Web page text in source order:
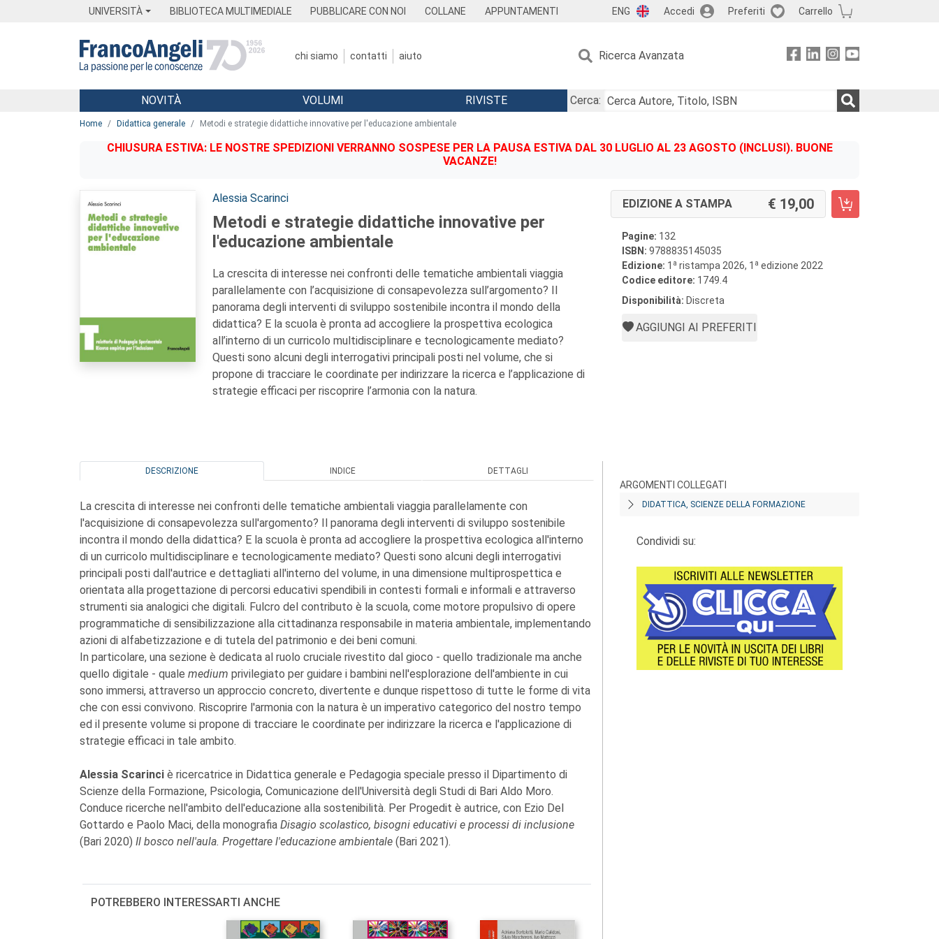
UNIVERSITÀ BIBLIOTECA MULTIMEDIALE PUBBLICARE CON NOI COLLANE APPUNTAMENTI ENG Accedi Preferiti Carrello
chi siamo contatti aiuto Ricerca Avanzata
Menu
NOVITÀ VOLUMI RIVISTE
Cerca:
Home Didattica generale Metodi e strategie didattiche innovative per l'educazione ambientale
CHIUSURA ESTIVA: LE NOSTRE SPEDIZIONI VERRANNO SOSPESE PER LA PAUSA ESTIVA DAL 30 LUGLIO AL 23 AGOSTO (INCLUSI). BUONE
VACANZE!
Autori:
Alessia Scarinci
Metodi e strategie didattiche innovative per
l'educazione ambientale
La crescita di interesse nei confronti delle tematiche ambientali viaggia
parallelamente con l’acquisizione di consapevolezza sull’argomento? Il
panorama degli interventi di sviluppo sostenibile incontra il mondo della
didattica? E la scuola è pronta ad accogliere la prospettiva ecologica
all’interno di un curricolo multidisciplinare e tecnologicamente mediato?
Questi sono alcuni degli interrogativi principali posti nel volume, che si
propone di tracciare le coordinate per indirizzare la ricerca e l’applicazione di
strategie efficaci per riscoprire l’armonia con la natura.
EDIZIONE A STAMPA 19,00
Pagine: 132
ISBN: 9788835145035
Edizione: 1 a ristampa 2026, 1 a edizione 2022
Codice editore: 1749.4
Disponibilità: Discreta
AGGIUNGI AI PREFERITI
DESCRIZIONE INDICE DETTAGLI
La crescita di interesse nei confronti delle tematiche ambientali viaggia parallelamente con
l'acquisizione di consapevolezza sull'argomento? Il panorama degli interventi di sviluppo sostenibile
incontra il mondo della didattica? E la scuola è pronta ad accogliere la prospettiva ecologica all'interno
di un curricolo multidisciplinare e tecnologicamente mediato? Questi sono alcuni degli interrogativi
principali posti dall'autrice e dettagliati all'interno del volume, in una dimensione multiprospettica e
orientata alla progettazione di percorsi educativi spendibili in contesti formali e informali e attraverso
strumenti sia analogici che digitali. Fulcro del contributo è la scuola, come motore propulsivo di opere
programmatiche di sensibilizzazione alla cittadinanza responsabile in materia ambientale, implementando
azioni di alfabetizzazione e di tutela del patrimonio e dei beni comuni.
In particolare, una sezione è dedicata al ruolo cruciale rivestito dal gioco - quello tradizionale ma anche
quello digitale - quale medium privilegiato per guidare i bambini nell'esplorazione dell'ambiente in cui
sono immersi, attraverso un approccio concreto, divertente e dunque rispettoso di tutte le forme di vita
che con essi convivono. Riscoprire l'armonia con la natura è un imperativo categorico del nostro tempo
ed il presente volume si propone di tracciare le coordinate per indirizzare la ricerca e l'applicazione di
strategie efficaci in tale ambito.
Alessia Scarinci è ricercatrice in Didattica generale e Pedagogia speciale presso il Dipartimento di
Scienze della Formazione, Psicologia, Comunicazione dell'Università degli Studi di Bari Aldo Moro.
Conduce ricerche nell'ambito dell'educazione alla sostenibilità. Per Progedit è autrice, con Ezio Del
Gottardo e Paolo Maci, della monografia Disagio scolastico, bisogni educativi e processi di inclusione
(Bari 2020) Il bosco nell'aula. Progettare l'educazione ambientale (Bari 2021).
POTREBBERO INTERESSARTI ANCHE
ARGOMENTI COLLEGATI
DIDATTICA, SCIENZE DELLA FORMAZIONE
Condividi su: